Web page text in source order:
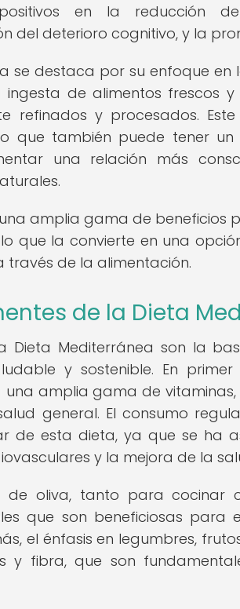
en la reducción
del deterioro cognitivo, y la
se destaca por su enfoque
de alimentos frescos
refinados y procesados.
que también puede tener
una relación más
amplia gama de beneficios
que la convierte en una
través de la alimentación.
de la Dieta
Dieta Mediterránea son la
y sostenible. En
amplia gama de vitaminas,
general. El consumo
de esta dieta, ya que se ha
y la mejora de la
de oliva, tanto para cocinar
que son beneficiosas para
el énfasis en legumbres,
y fibra, que son